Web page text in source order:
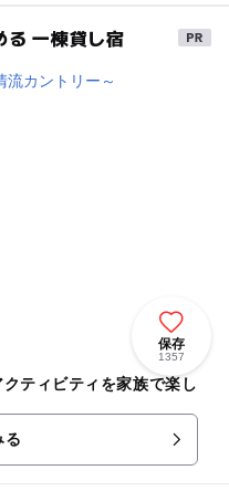
る 一棟貸し宿
保存
1357
ティビティを家族で楽し
る